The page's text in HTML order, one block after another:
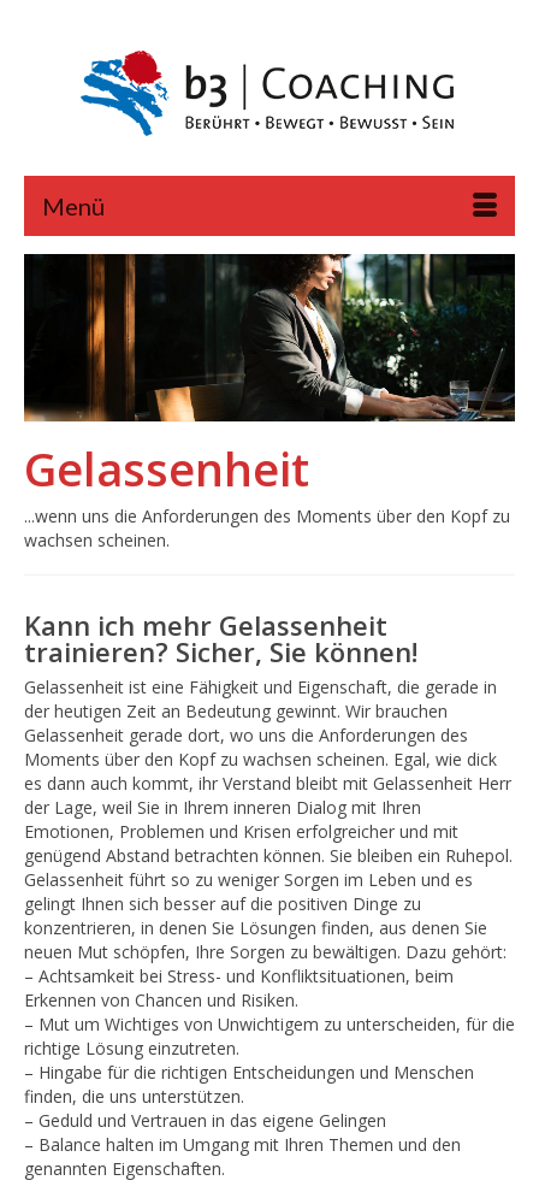
Menü
Gelassenheit
...wenn uns die Anforderungen des Moments über den Kopf zu
wachsen scheinen.
Kann ich mehr Gelassenheit
trainieren? Sicher, Sie können!
Gelassenheit ist eine Fähigkeit und Eigenschaft, die gerade in
der heutigen Zeit an Bedeutung gewinnt. Wir brauchen
Gelassenheit gerade dort, wo uns die Anforderungen des
Moments über den Kopf zu wachsen scheinen. Egal, wie dick
es dann auch kommt, ihr Verstand bleibt mit Gelassenheit Herr
der Lage, weil Sie in Ihrem inneren Dialog mit Ihren
Emotionen, Problemen und Krisen erfolgreicher und mit
genügend Abstand betrachten können. Sie bleiben ein Ruhepol.
Gelassenheit führt so zu weniger Sorgen im Leben und es
gelingt Ihnen sich besser auf die positiven Dinge zu
konzentrieren, in denen Sie Lösungen finden, aus denen Sie
neuen Mut schöpfen, Ihre Sorgen zu bewältigen. Dazu gehört:
– Achtsamkeit bei Stress- und Konfliktsituationen, beim
Erkennen von Chancen und Risiken.
– Mut um Wichtiges von Unwichtigem zu unterscheiden, für die
richtige Lösung einzutreten.
– Hingabe für die richtigen Entscheidungen und Menschen
finden, die uns unterstützen.
– Geduld und Vertrauen in das eigene Gelingen
– Balance halten im Umgang mit Ihren Themen und den
genannten Eigenschaften.